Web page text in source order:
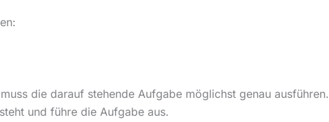
die darauf stehende Aufgabe möglichst genau ausführen.
und führe die Aufgabe aus.